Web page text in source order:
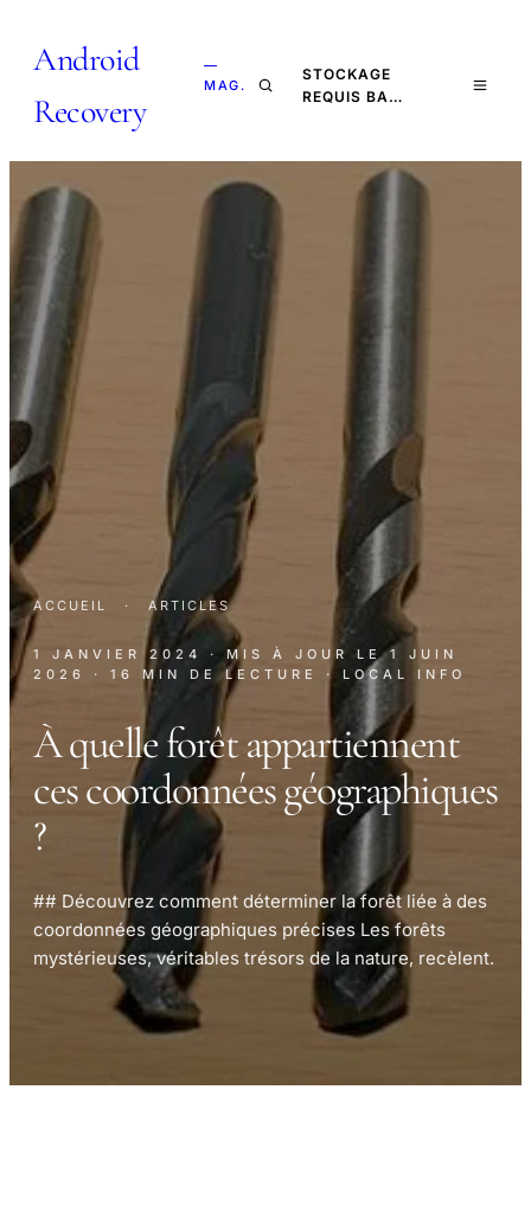
Android
Recovery
—
MAG.
STOCKAGE
REQUIS BA…
ACCUEIL · ARTICLES
1 JANVIER 2024 · MIS À JOUR LE1 JUIN
2026
· 16 MIN DE LECTURE · LOCAL INFO
À quelle forêt appartiennent
ces coordonnées géographiques
?
## Découvrez comment déterminer la forêt liée à des
coordonnées géographiques précises Les forêts
mystérieuses, véritables trésors de la nature, recèlent.